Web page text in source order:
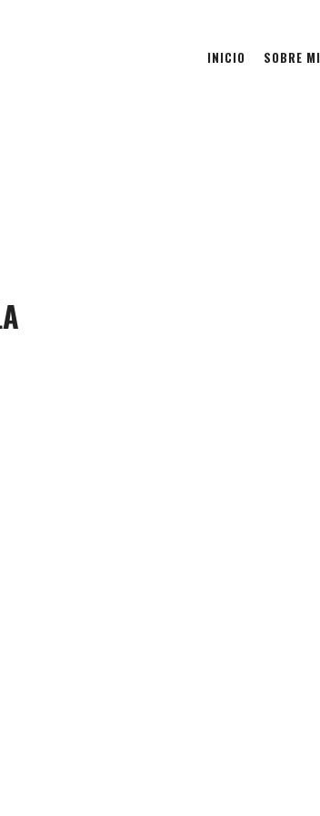
INICIO SOBRE MI